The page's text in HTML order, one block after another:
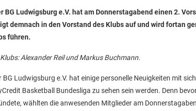
Ludwigsburg e.V. hat am Donnerstagabend einen 2.
demnach in den Vorstand des Klubs auf und wird fortan
führen.
Alexander Reil und Markus Buchmann.
Ludwigsburg e.V. hat einige personelle Neuigkeiten mit
Basketball Bundesliga zu sehen sein werden. Denn
wählten die anwesenden Mitglieder am